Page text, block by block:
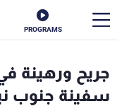
PROGRAMS
جريح ورهينة
سفينة جنوب
الأخبار